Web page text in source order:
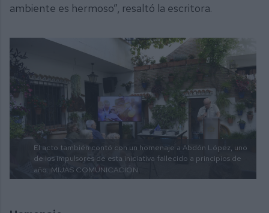
ambiente es hermoso”, resaltó la escritora.
El acto también contó con un homenaje a Abdón López, uno
de los impulsores de esta iniciativa fallecido a principios de
año. MIJAS COMUNICACIÓN